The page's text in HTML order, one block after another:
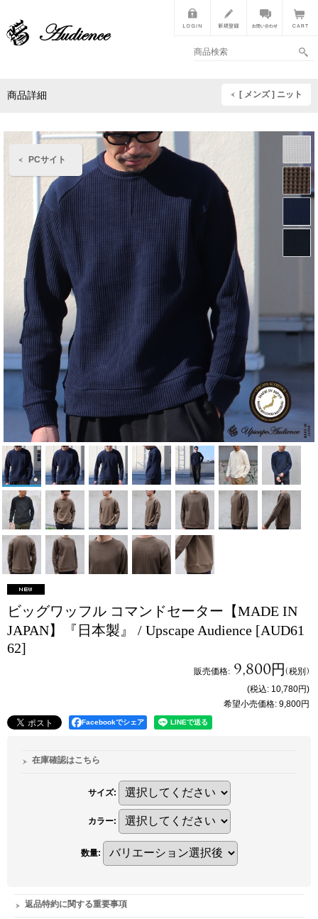
PCサイト
商品詳細 [ メンズ ] ニット
ビッグワッフル コマンドセーター【MADE IN
JAPAN】『日本製』 / Upscape Audience [AUD61
62]
販売価格: 9,800円(税別)
(税込: 10,780円)
希望小売価格: 9,800円
Facebookでシェア
在庫確認はこちら
サイズ:
カラー:
数量:
返品特約に関する重要事項